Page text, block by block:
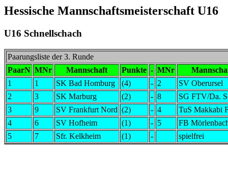
Hessische Mannschaftsmeisterschaft U16
U16 Schnellschach
Paarungsliste der 3. Runde
PaarN MNr Mannschaft Punkte - MNr
1
1 SK Bad Homburg (4) - 2
SV Oberursel
2
3 SK Marburg (2) - 8
SG FTV/Da.
3
9 SV Frankfurt Nord (2) - 4
TuS Makkabi
4
6 SV Hofheim (1) - 5
FB
5
7 Sfr. Kelkheim (1) - spielfrei